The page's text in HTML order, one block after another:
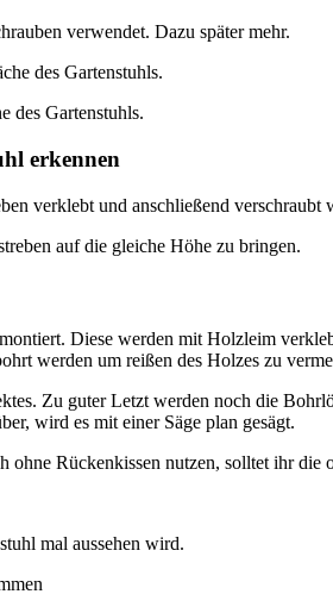
verwendet. Dazu später mehr.
des Gartenstuhls.
erkennen
verklebt und anschließend
auf die gleiche Höhe zu bringen.
Diese werden mit Holzleim
werden um reißen des Holzes zu
Zu guter Letzt werden noch die
wird es mit einer Säge plan gesägt.
ohne Rückenkissen nutzen, solltet ihr
mal aussehen wird.